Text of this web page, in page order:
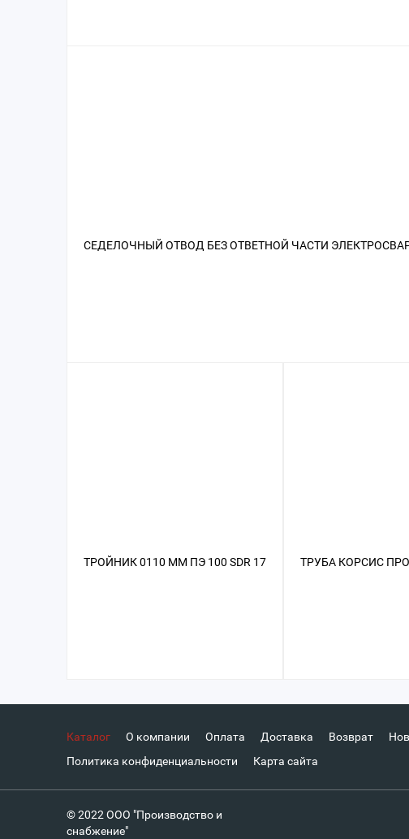
СЕДЕЛОЧНЫЙ ОТВОД БЕЗ ОТВЕТНОЙ ЧАСТИ
ТРОЙНИК 0110 ММ ПЭ 100 SDR 17 ТРУБА КОРСИС ПРО
Каталог О компании Оплата Доставка Возврат
Политика конфиденциальности
Карта сайта
© 2022 ООО "Производство и
снабжение"